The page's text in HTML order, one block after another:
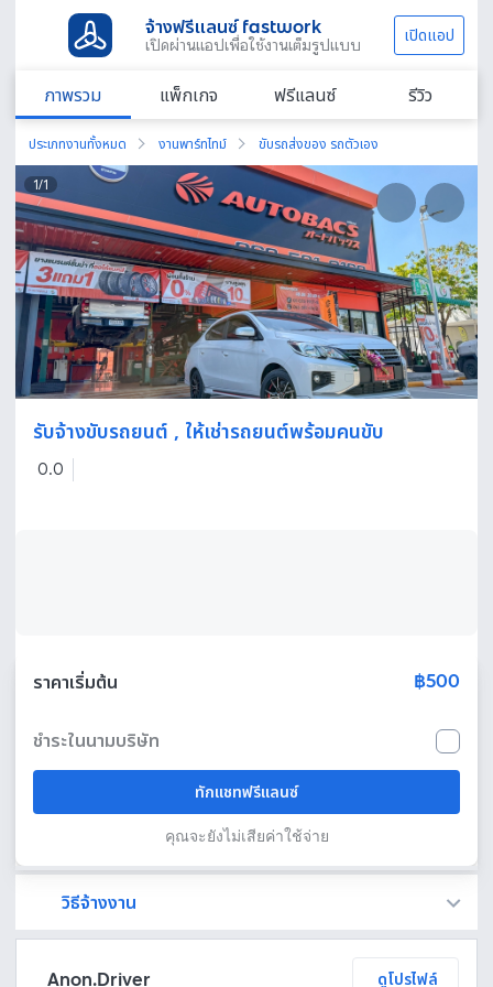
จ้างฟรีแลนซ์ fastwork
เปิดผ่านแอปเพื่อใช้งานเต็มรูปแบบ เปิดแอป
ภาพรวม แพ็กเกจ ฟรีแลนซ์ รีวิว
ประเภทงานทั้งหมด งานพาร์ทไทม์ ขับรถส่งของ รถตัวเอง
1/1
รับจ้างขับรถยนต์ , ให้เช่ารถยนต์พร้อมคนขับ
0.0
ราคาเริ่มต้น ฿500
ชำระในนามบริษัท
ทักแชทฟรีแลนซ์
คุณจะยังไม่เสียค่าใช้จ่าย
วิธีจ้างงาน
Anon.Driver ดูโปรไฟล์